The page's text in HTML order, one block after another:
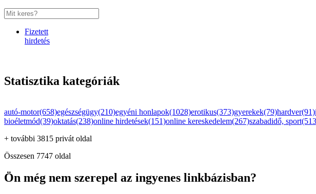
Fizetett
hirdetés
Statisztika kategóriák
autó-motor(658)egészségügy(210)egyéni honlapok(1028)erotikus(373)gyerekek(79)hardver(91)
bioéletmód(39)oktatás(238)online hirdetések(151)online kereskedelem(267)szabadidő,
+ további 3815 privát oldal
Összesen 7747 oldal
Ön még nem szerepel az ingyenes linkbázisban?